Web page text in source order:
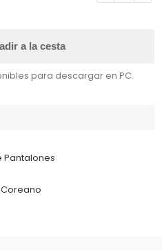
a la cesta
para descargar en PC.
Pantalones